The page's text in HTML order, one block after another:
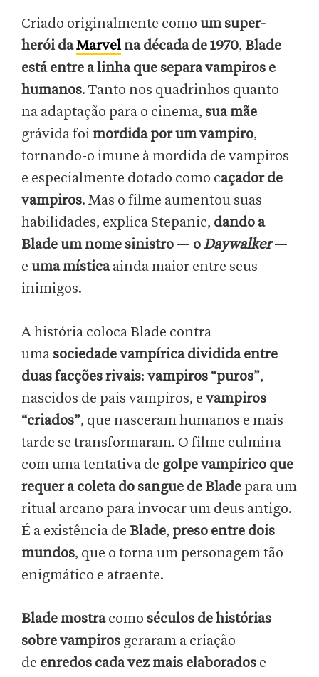
Criado originalmente como um super-
herói daMarvel na década de 1970, Blade
está entre a linha que separa vampiros e
humanos. Tanto nos quadrinhos quanto
na adaptação para o cinema, sua mãe
grávida foi mordida por um vampiro,
tornando-o imune à mordida de vampiros
e especialmente dotado como caçador de
vampiros. Mas o filme aumentou suas
habilidades, explica Stepanic, dando a
Blade um nome sinistro — oDaywalker—
e uma místicaainda maior entre seus
inimigos.
A história coloca Blade contra
uma sociedade vampírica dividida entre
duas facções rivais: vampiros “puros”,
nascidos de pais vampiros, e vampiros
“criados”, que nasceram humanos e mais
tarde se transformaram. O filme culmina
com uma tentativa de golpe vampírico que
requer a coleta do sangue de Blade para um
ritual arcano para invocar um deus antigo.
É a existência de Blade, preso entre dois
mundos, que o torna um personagem tão
enigmático e atraente.
Blade mostracomo séculos de histórias
sobre vampiros geraram a criação
de enredos cada vez mais elaborados e